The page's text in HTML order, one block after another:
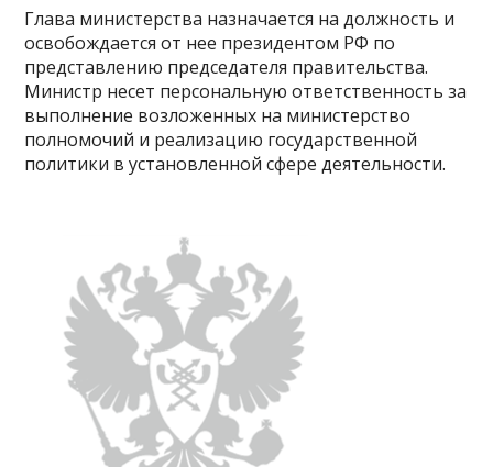
Глава министерства назначается на должность и
освобождается от нее президентом РФ по
представлению председателя правительства.
Министр несет персональную ответственность за
выполнение возложенных на министерство
полномочий и реализацию государственной
политики в установленной сфере деятельности.